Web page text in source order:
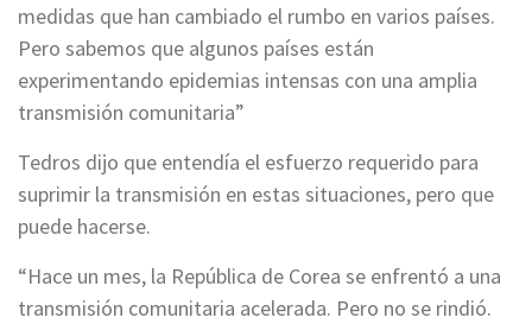
medidas que han cambiado el rumbo en varios países.
Pero sabemos que algunos países están
experimentando epidemias intensas con una amplia
transmisión comunitaria”
Tedros dijo que entendía el esfuerzo requerido para
suprimir la transmisión en estas situaciones, pero que
puede hacerse.
“Hace un mes, la República de Corea se enfrentó a una
transmisión comunitaria acelerada. Pero no se rindió.